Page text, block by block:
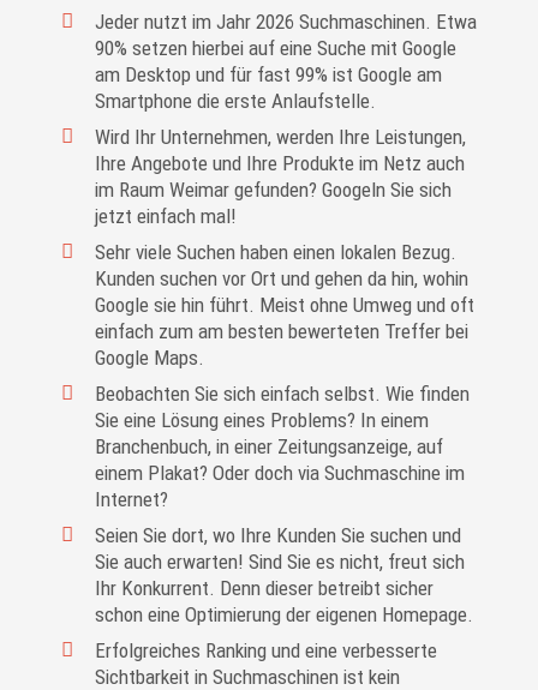
Jeder nutzt im Jahr 2026 Suchmaschinen. Etwa
90% setzen hierbei auf eine Suche mit Google
am Desktop und für fast 99% ist Google am
Smartphone die erste Anlaufstelle.
Wird Ihr Unternehmen, werden Ihre Leistungen,
Ihre Angebote und Ihre Produkte im Netz auch
im Raum Weimar gefunden? Googeln Sie sich
jetzt einfach mal!
Sehr viele Suchen haben einen lokalen Bezug.
Kunden suchen vor Ort und gehen da hin, wohin
Google sie hin führt. Meist ohne Umweg und oft
einfach zum am besten bewerteten Treffer bei
Google Maps.
Beobachten Sie sich einfach selbst. Wie finden
Sie eine Lösung eines Problems? In einem
Branchenbuch, in einer Zeitungsanzeige, auf
einem Plakat? Oder doch via Suchmaschine im
Internet?
Seien Sie dort, wo Ihre Kunden Sie suchen und
Sie auch erwarten! Sind Sie es nicht, freut sich
Ihr Konkurrent. Denn dieser betreibt sicher
schon eine Optimierung der eigenen Homepage.
Erfolgreiches Ranking und eine verbesserte
Sichtbarkeit in Suchmaschinen ist kein